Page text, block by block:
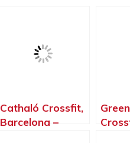
Cathaló Crossfit,
Barcelona –